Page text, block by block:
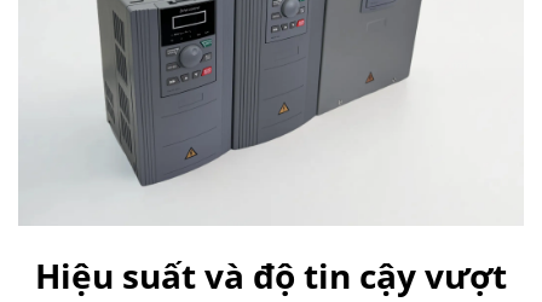
Hiệu suất và độ tin cậy vượt